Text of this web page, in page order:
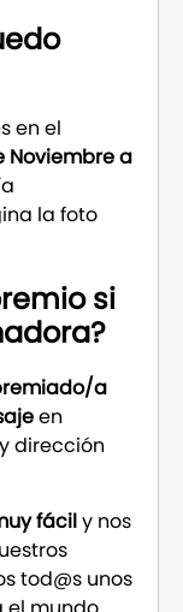
en el
Noviembre a
la foto
si
a
en
dirección
fácily nos
tod@s unos